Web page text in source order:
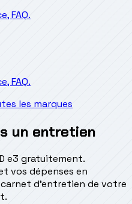
FAQ.
FAQ.
les marques
un entretien
e3 gratuitement.
vos dépenses en
carnet d'entretien de votre